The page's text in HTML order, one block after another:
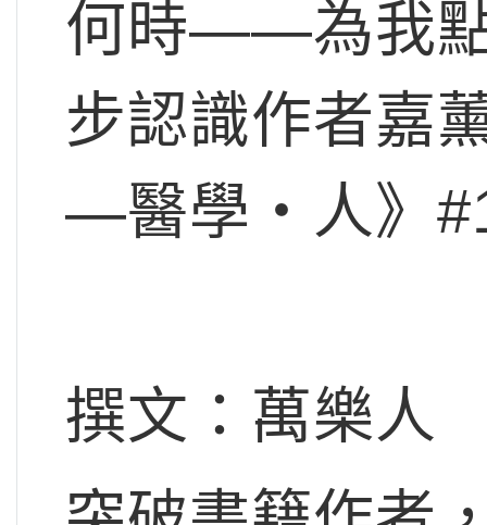
何時——為我點
步認識作者嘉
—醫學‧人》
撰文：萬樂人